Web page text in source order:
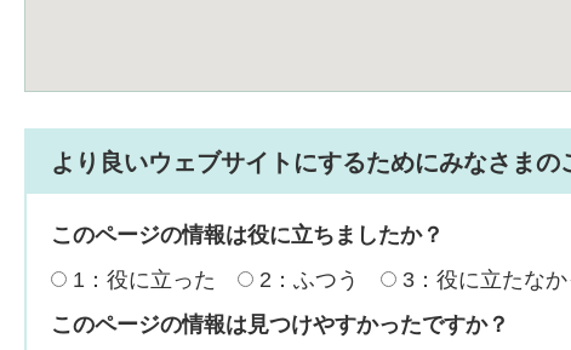
より良いウェブサイトにするためにみなさま
このページの情報は役に立ちましたか？
1：役に立った
2：ふつう
3：役に立たなか
このページの情報は見つけやすかったですか？